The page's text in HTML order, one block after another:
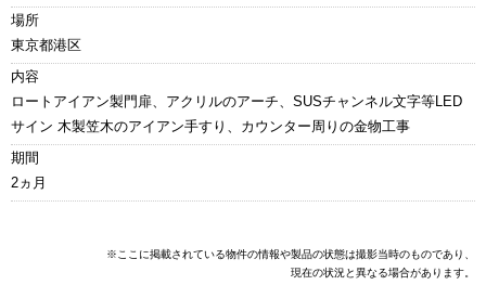
場所
東京都港区
内容
ロートアイアン製門扉、アクリルのアーチ、SUSチャンネル文字等LED
サイン 木製笠木のアイアン手すり、カウンター周りの金物工事
期間
2ヵ月
※ここに掲載されている物件の情報や製品の状態は撮影当時のものであり、
現在の状況と異なる場合があります。